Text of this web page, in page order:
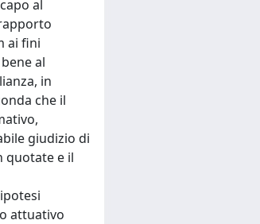
al
ai fini
al
in
che il
giudizio di
quotate e il
attuativo